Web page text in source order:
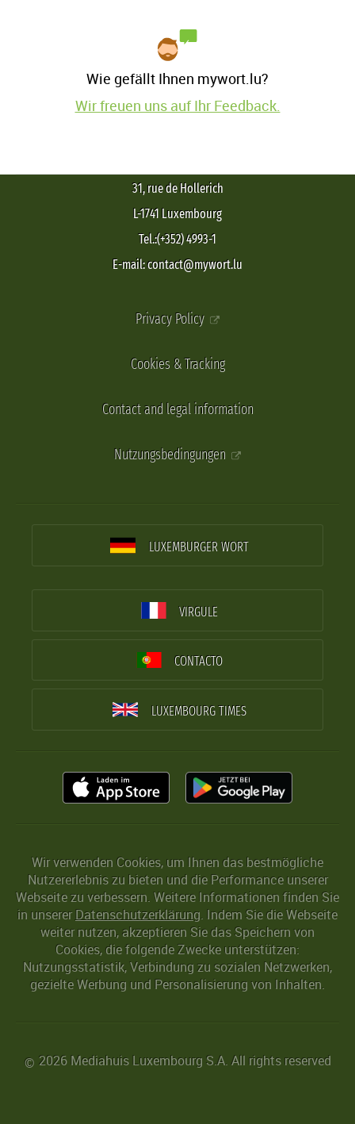
Wie gefällt Ihnen mywort.lu?
Wir freuen uns auf Ihr Feedback.
31, rue de Hollerich
L-1741 Luxembourg
Tel.:(+352) 4993-1
E-mail: contact@mywort.lu
Privacy Policy
Cookies & Tracking
Contact and legal information
Nutzungsbedingungen
LUXEMBURGER WORT
VIRGULE
CONTACTO
LUXEMBOURG TIMES
Wir verwenden Cookies, um Ihnen das bestmögliche
Nutzererlebnis zu bieten und die Performance unserer
Webseite zu verbessern. Weitere Informationen finden Sie
in unserer Datenschutzerklärung. Indem Sie die Webseite
weiter nutzen, akzeptieren Sie das Speichern von
Cookies, die folgende Zwecke unterstützen:
Nutzungsstatistik, Verbindung zu sozialen Netzwerken,
gezielte Werbung und Personalisierung von Inhalten.
© 2026 Mediahuis Luxembourg S.A. All rights reserved